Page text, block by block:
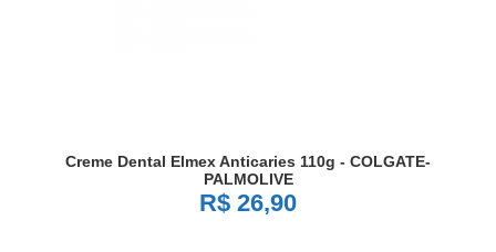
Creme Dental Elmex Anticaries 110g - COLGATE-
PALMOLIVE
R$ 26,90